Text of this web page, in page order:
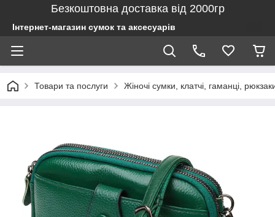
Безкоштовна доставка від 2000гр
Інтернет-магазин сумок та аксесуарів
Товари та послуги Жіночі сумки, клатчі, гаманці,